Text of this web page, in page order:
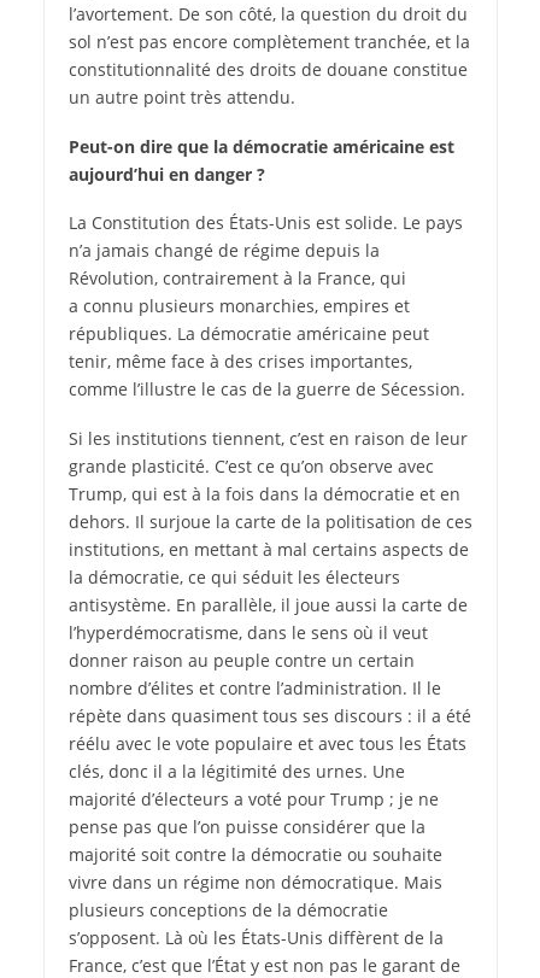
l’avortement. De son côté, la question du droit du
sol n’est pas encore complètement tranchée, et la
constitutionnalité des droits de douane constitue
un autre point très attendu.
Peut-on dire que la démocratie américaine est
aujourd’hui en danger ?
La Constitution des États-Unis est solide. Le pays
n’a jamais changé de régime depuis la
Révolution, contrairement à la France, qui
a connu plusieurs monarchies, empires et
républiques. La démocratie américaine peut
tenir, même face à des crises importantes,
comme l’illustre le cas de la guerre de Sécession.
Si les institutions tiennent, c’est en raison de leur
grande plasticité. C’est ce qu’on observe avec
Trump, qui est à la fois dans la démocratie et en
dehors. Il surjoue la carte de la politisation de ces
institutions, en mettant à mal certains aspects de
la démocratie, ce qui séduit les électeurs
antisystème. En parallèle, il joue aussi la carte de
l’hyperdémocratisme, dans le sens où il veut
donner raison au peuple contre un certain
nombre d’élites et contre l’administration. Il le
répète dans quasiment tous ses discours : il a été
réélu avec le vote populaire et avec tous les États
clés, donc il a la légitimité des urnes. Une
majorité d’électeurs a voté pour Trump ; je ne
pense pas que l’on puisse considérer que la
majorité soit contre la démocratie ou souhaite
vivre dans un régime non démocratique. Mais
plusieurs conceptions de la démocratie
s’opposent. Là où les États-Unis diffèrent de la
France, c’est que l’État y est non pas le garant de